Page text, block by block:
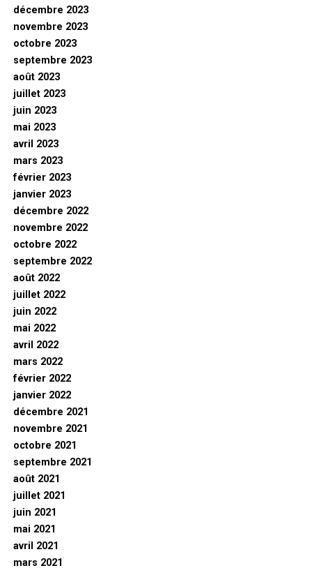
décembre 2023
novembre 2023
octobre 2023
septembre 2023
août 2023
juillet 2023
juin 2023
mai 2023
avril 2023
mars 2023
février 2023
janvier 2023
décembre 2022
novembre 2022
octobre 2022
septembre 2022
août 2022
juillet 2022
juin 2022
mai 2022
avril 2022
mars 2022
février 2022
janvier 2022
décembre 2021
novembre 2021
octobre 2021
septembre 2021
août 2021
juillet 2021
juin 2021
mai 2021
avril 2021
mars 2021